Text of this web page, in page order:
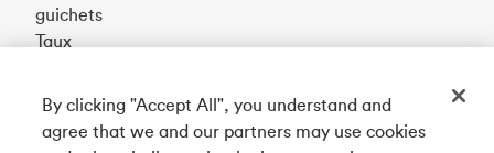
guichets
Taux
Téléchargez notre appli
By clicking "Accept All", you understand and
agree that we and our partners may use cookies